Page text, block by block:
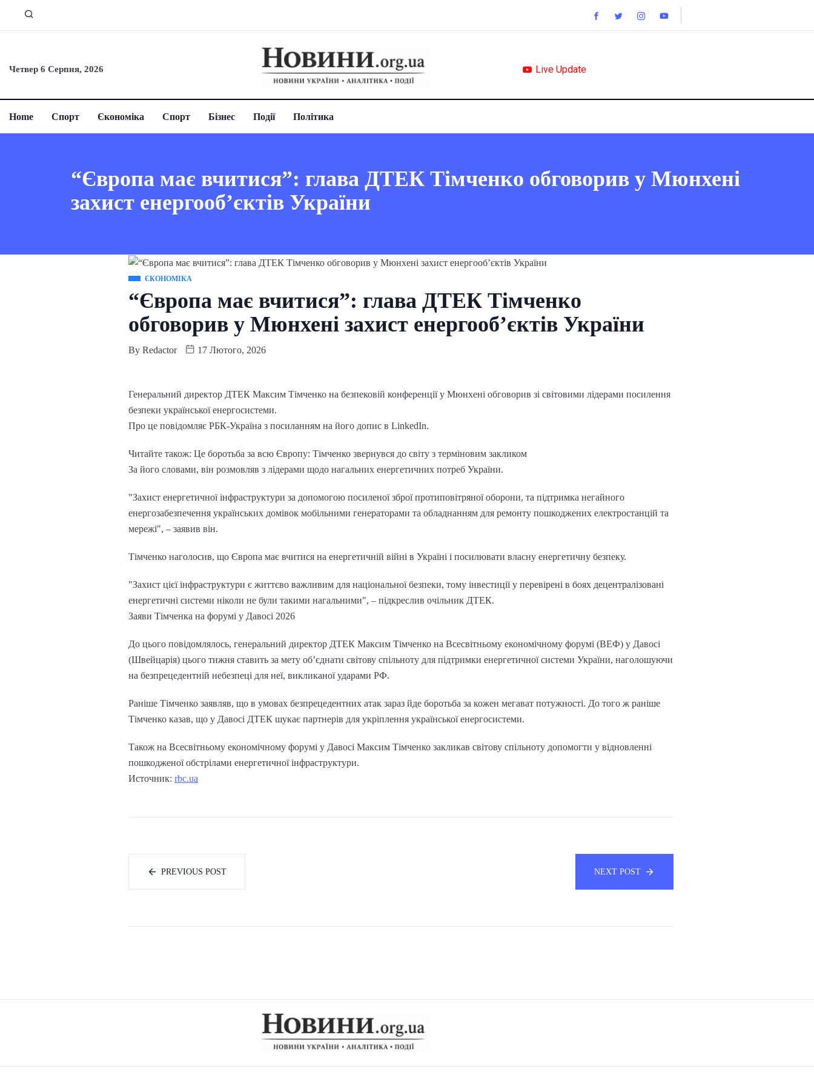
Четвер 6 Серпня, 2026 Live Update
Home Спорт Єкономіка Спорт Бізнес Події Політика
“Європа має вчитися”: глава ДТЕК Тімченко обговорив у Мюнхені
захист енергооб’єктів України
ЄКОНОМІКА
“Європа має вчитися”: глава ДТЕК Тімченко
обговорив у Мюнхені захист енергооб’єктів України
By Redactor 17 Лютого, 2026
Генеральний директор ДТЕК Максим Тімченко на безпековій конференції у Мюнхені обговорив зі світовими лідерами посилення
безпеки української енергосистеми.
Про це повідомляє РБК-Україна з посиланням на його допис в LinkedIn.
Читайте також: Це боротьба за всю Європу: Тімченко звернувся до світу з терміновим закликом
За його словами, він розмовляв з лідерами щодо нагальних енергетичних потреб України.
"Захист енергетичної інфраструктури за допомогою посиленої зброї протиповітряної оборони, та підтримка негайного
енергозабезпечення українських домівок мобільними генераторами та обладнанням для ремонту пошкоджених електростанцій та
мережі", – заявив він.
Тімченко наголосив, що Європа має вчитися на енергетичній війні в Україні і посилювати власну енергетичну безпеку.
"Захист цієї інфраструктури є життєво важливим для національної безпеки, тому інвестиції у перевірені в боях децентралізовані
енергетичні системи ніколи не були такими нагальними", – підкреслив очільник ДТЕК.
Заяви Тімченка на форумі у Давосі 2026
До цього повідомлялось, генеральний директор ДТЕК Максим Тімченко на Всесвітньому економічному форумі (ВЕФ) у Давосі
(Швейцарія) цього тижня ставить за мету об’єднати світову спільноту для підтримки енергетичної системи України, наголошуючи
на безпрецедентній небезпеці для неї, викликаної ударами РФ.
Раніше Тімченко заявляв, що в умовах безпрецедентних атак зараз йде боротьба за кожен мегават потужності. До того ж раніше
Тімченко казав, що у Давосі ДТЕК шукає партнерів для укріплення української енергосистеми.
Також на Всесвітньому економічному форумі у Давосі Максим Тімченко закликав світову спільноту допомогти у відновленні
пошкодженої обстрілами енергетичної інфраструктури.
Источник: rbc.ua
PREVIOUS POST NEXT POST